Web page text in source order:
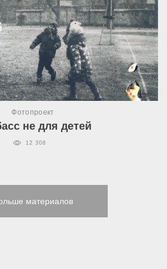
Фотопроект
не для детей
12 308
материалов